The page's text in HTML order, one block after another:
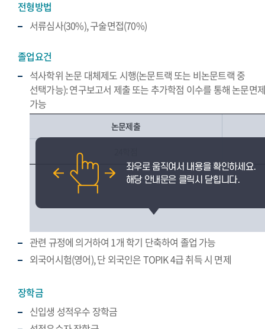
전형방법
서류심사(30%), 구술면접(70%)
졸업요건
석사학위 논문 대체제도 시행(논문트랙 또는 비논문트랙 중
선택가능): 연구보고서 제출 또는 추가학점 이수를 통해 논문면
가능
논문제출
관련 규정에 의거하여 1개 학기 단축하여 졸업 가능
외국어시험(영어), 단 외국인은 TOPIK 4급 취득 시 면제
장학금
신입생 성적우수 장학금